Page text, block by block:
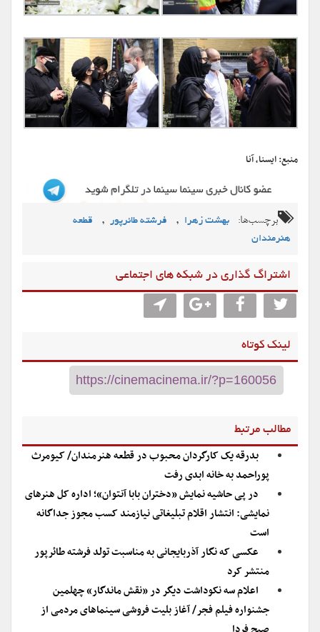
منبع: ایسنا، آنا
برچسب‌ها: بهشت زهرا , فرشته طائرپور ,
قطعه
هنرمندان
اشتراگ گذاری در شبکه های اجتماعی
لینک کوتاه
مطالب مرتبط
بدرقه یک کارگردان محبوب در قطعه هنرمندان/ کیومرث
پوراحمد به خانه ابدی رفت
در پی حاشیه نمایش «دختران بابا آنتوان»؛ اداره کل هنرهای
نمایشی: انتشار اقلام تبلیغاتی نیازمند کسب مجوز جداگانه
است
عکسی که نگار آذربایجانی به مناسبت تولد فرشته طائرپور
منتشر کرد
اعلام سه نکوداشت دیگر در «نقش ماندگار» چهلمین
جشنواره فیلم فجر/ آغاز بلیت فروشی سینماهای مردمی از